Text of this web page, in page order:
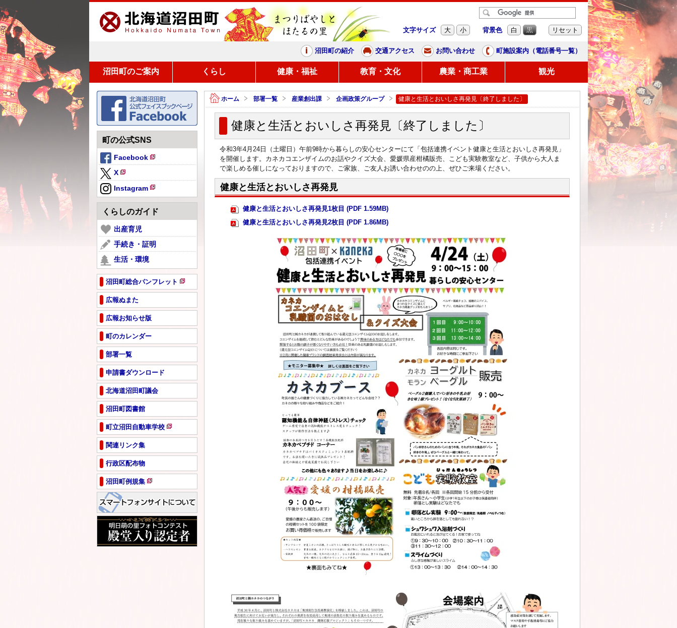
まつりばやしと、ほたるの里
文字サイズ 大 小 背景色 白 黒 リセット
沼田町の紹介 交通アクセス お問い合わせ 町施設案内（電話番号一覧）
沼田町のご案内 くらし 健康・福祉 教育・文化 農業・商工業 観光
ホーム 部署一覧 産業創出課 企画政策グループ 健康と生活とおいしさ再発見〔終了しました〕
健康と生活とおいしさ再発見〔終了しました〕
令和3年4月24日（土曜日）午前9時から暮らしの安心センターにて「包括連携イベント健康と生活とおいしさ再発見」
を開催します。カネカコエンザイムのお話やクイズ大会、愛媛県産柑橘販売、こども実験教室など、子供から大人ま
で楽しめる催しになっておりますので、ご家族、ご友人お誘い合わせのの上、ぜひご来場ください。
健康と生活とおいしさ再発見
健康と生活とおいしさ再発見1枚目 (PDF 1.59MB)
健康と生活とおいしさ再発見2枚目 (PDF 1.86MB)
町の公式SNS
Facebook
新
ペ
ー
ジ
で
き
ま
X
新
規
ペ
ー
ジ
で
開
き
す
Instagram
新
規
ペ
ジ
で
き
ま
す
くらしのガイド
出産育児
手続き・証明
生活・環境
沼田町総合パンフレット
新
ペ
ジ
開
ま
広報ぬまた
広報お知らせ版
町のカレンダー
部署一覧
申請書ダウンロード
北海道沼田町議会
沼田町図書館
町立沼田自動車学校
新
ペ
ジ
開
き
ま
す
関連リンク集
行政区配布物
沼田町例規集
新
規
ー
ジ
で
開